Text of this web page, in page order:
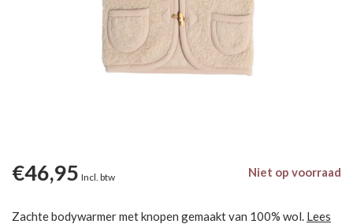
€46,95 Incl. btw Niet op voorraad
Zachte bodywarmer met knopen gemaakt van 100% wol. Lees